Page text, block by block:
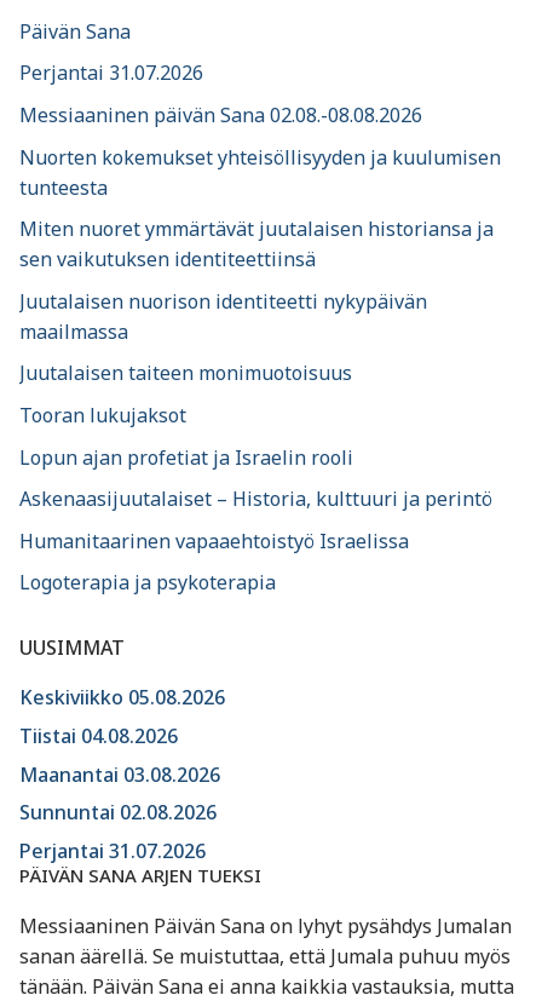
Päivän Sana
Perjantai 31.07.2026
Messiaaninen päivän Sana 02.08.-08.08.2026
Nuorten kokemukset yhteisöllisyyden ja kuulumisen
tunteesta
Miten nuoret ymmärtävät juutalaisen historiansa ja
sen vaikutuksen identiteettiinsä
Juutalaisen nuorison identiteetti nykypäivän
maailmassa
Juutalaisen taiteen monimuotoisuus
Tooran lukujaksot
Lopun ajan profetiat ja Israelin rooli
Askenaasijuutalaiset – Historia, kulttuuri ja perintö
Humanitaarinen vapaaehtoistyö Israelissa
Logoterapia ja psykoterapia
UUSIMMAT
Keskiviikko 05.08.2026
Tiistai 04.08.2026
Maanantai 03.08.2026
Sunnuntai 02.08.2026
Perjantai 31.07.2026
PÄIVÄN SANA ARJEN TUEKSI
Messiaaninen Päivän Sana on lyhyt pysähdys Jumalan
sanan äärellä. Se muistuttaa, että Jumala puhuu myös
tänään. Päivän Sana ei anna kaikkia vastauksia, mutta